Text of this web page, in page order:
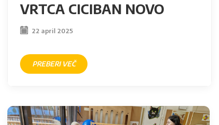
VRTCA CICIBAN NOVO
MESTO
22 april 2025
PREBERI VEČ